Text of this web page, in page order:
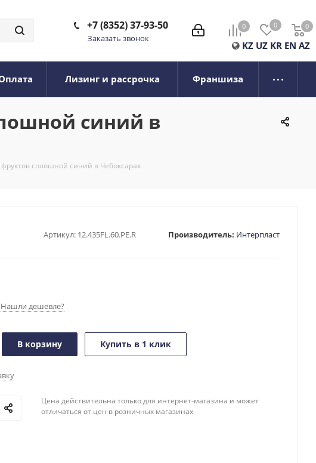
0 0 0
0
KZ UZ KR EN AZ
+7 (8352) 37-93-50
Заказать звонок
Лизинг и рассрочка Франшиза
синий в
сплошной синий в Чебоксарах
Артикул: 12.435FL.60.PE.R Производитель: Интерпласт
Нашли дешевле?
В корзину Купить в 1 клик
Цена действительна только для интернет-магазина и может
отличаться от цен в розничных магазинах